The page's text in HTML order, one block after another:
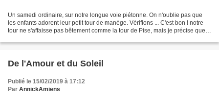
Un samedi ordinaire, sur notre longue voie piétonne. On n'oublie pas que
les enfants adorent leur petit tour de manège. Vérifions ... C'est bon ! notre
tour ne s'affaisse pas bêtement comme la tour de Pise, mais je précise que
De l'Amour et du Soleil
Publié le 15/02/2019 à 17:12
Par AnnickAmiens